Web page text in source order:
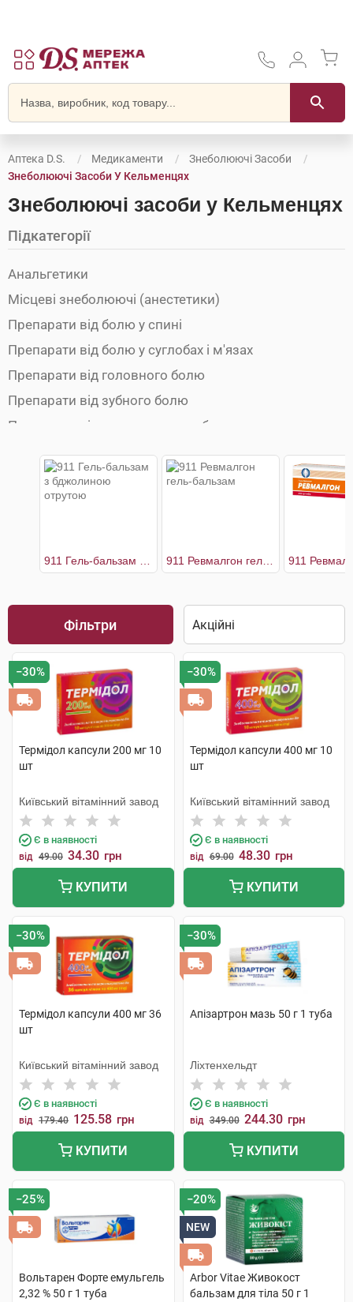
Аптека D.S. Медикаменти
Знеболюючі Засоби
Знеболюючі Засоби У Кельменцях
Знеболюючі засоби у Кельменцях
Підкатегорії
Анальгетики
Місцеві знеболюючі (анестетики)
Препарати від болю у спині
Препарати від болю у суглобах і м'язах
Препарати від головного болю
Препарати від зубного болю
Препарати від ментруального болю
Препарати від мігрені
Протиспазматичні препарати
Фільтри
−30%
Термідол капсули 200 мг 10
шт
Київський вітамінний завод
Є в наявності
від 49.00 34.30 грн
КУПИТИ
−30%
Термідол капсули 400 мг 10
шт
Київський вітамінний завод
Є в наявності
від 69.00 48.30 грн
КУПИТИ
−30%
Термідол капсули 400 мг 36
шт
Київський вітамінний завод
Є в наявності
від 179.40 125.58 грн
КУПИТИ
−30%
Апізартрон мазь 50 г 1 туба
Ліхтенхельдт
Є в наявності
від 349.00 244.30 грн
КУПИТИ
−25%
Вольтарен Форте емульгель
2,32 % 50 г 1 туба
−20%
NEW
Arbor Vitae Живокост
бальзам для тіла 50 г 1